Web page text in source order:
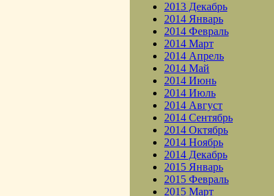
2013 Декабрь
2014 Январь
2014 Февраль
2014 Март
2014 Апрель
2014 Май
2014 Июнь
2014 Июль
2014 Август
2014 Сентябрь
2014 Октябрь
2014 Ноябрь
2014 Декабрь
2015 Январь
2015 Февраль
2015 Март